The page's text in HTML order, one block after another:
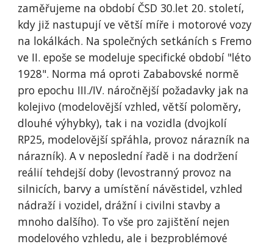
zaměřujeme na období ČSD 30.let 20. století,
kdy již nastupují ve větší míře i motorové vozy
na lokálkách. Na společných setkáních s Fremo
ve II. epoše se modeluje specifické období "léto
1928". Norma má oproti Zababovské normě
pro epochu III./IV. náročnější požadavky jak na
kolejivo (modelovější vzhled, větší poloměry,
dlouhé výhybky), tak i na vozidla (dvojkolí
RP25, modelovější spřáhla, provoz nárazník na
nárazník). A v neposlední řadě i na dodržení
reálií tehdejší doby (levostranný provoz na
silnicích, barvy a umístění návěstidel, vzhled
nádraží i vozidel, drážní i civilni stavby a
mnoho dalšího). To vše pro zajištění nejen
modelového vzhledu, ale i bezproblémové